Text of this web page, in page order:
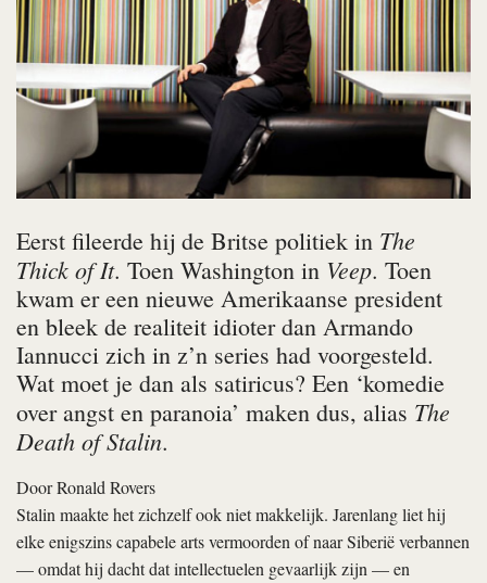
Eerst fileerde hij de Britse politiek in The
Thick of It. Toen Washington in Veep. Toen
kwam er een nieuwe Amerikaanse president
en bleek de realiteit idioter dan Armando
Iannucci zich in z’n series had voorgesteld.
Wat moet je dan als satiricus? Een ‘komedie
over angst en paranoia’ maken dus, alias The
Death of Stalin.
DoorRonald Rovers
Stalin maakte het zichzelf ook niet makkelijk. Jarenlang liet hij
elke enigszins capabele arts vermoorden of naar Siberië verbannen
— omdat hij dacht dat intellectuelen gevaarlijk zijn — en